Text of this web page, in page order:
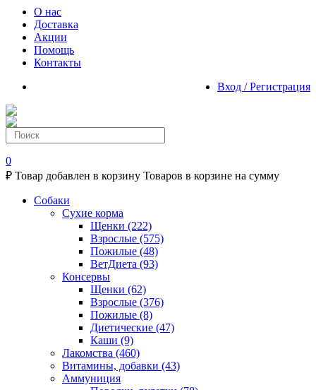
О нас
Доставка
Акции
Помощь
Контакты
Вход / Регистрация
0
₽ Товар добавлен в корзину Товаров в корзине на сумму
Собаки
Сухие корма
Щенки (222)
Взрослые (575)
Пожилые (48)
ВетДиета (93)
Консервы
Щенки (62)
Взрослые (376)
Пожилые (8)
Диетические (47)
Каши (9)
Лакомства (460)
Витамины, добавки (43)
Аммуниция